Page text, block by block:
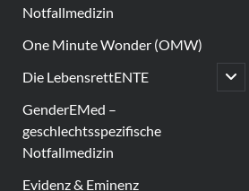
Notfallmedizin
One Minute Wonder (OMW)
Die LebensrettENTE
open
child
GenderEMed –
geschlechtsspezifische
Notfallmedizin
Evidenz & Eminenz